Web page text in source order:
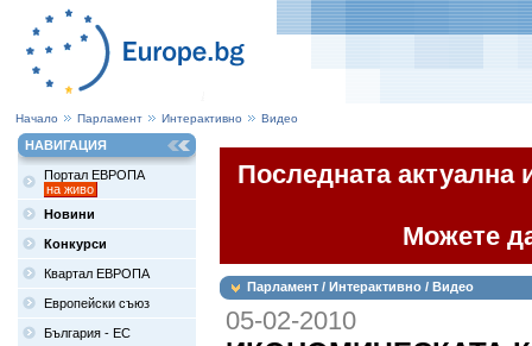
Начало Парламент Интерактивно Видео
НАВИГАЦИЯ
Портал ЕВРОПА
на живо
Новини
Конкурси
Квартал ЕВРОПА
Европейски съюз
България - ЕС
Последната актуална
Можете
Парламент / Интерактивно / Видео
05-02-2010